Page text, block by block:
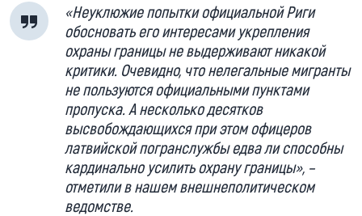
«Неуклюжие попытки официальной Риги
обосновать его интересами укрепления
охраны границы не выдерживают никакой
критики. Очевидно, что нелегальные мигранты
не пользуются официальными пунктами
пропуска. А несколько десятков
высвобождающихся при этом офицеров
латвийской погранслужбы едва ли способны
кардинально усилить охрану границы», –
отметили в нашем внешнеполитическом
ведомстве.